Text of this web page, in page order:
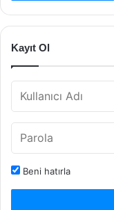
Kayıt Ol
Beni hatırla